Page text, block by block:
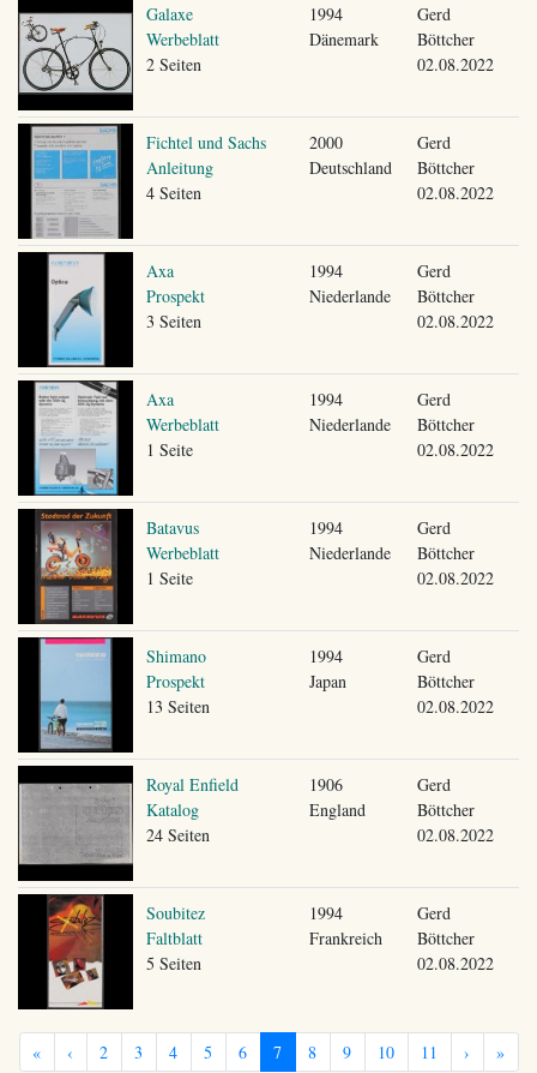
Galaxe
Werbeblatt
2 Seiten
1994
Dänemark
Gerd
Böttcher
02.08.2022
Fichtel und Sachs
Anleitung
4 Seiten
2000
Deutschland
Gerd
Böttcher
02.08.2022
Axa
Prospekt
3 Seiten
1994
Niederlande
Gerd
Böttcher
02.08.2022
Axa
Werbeblatt
1 Seite
1994
Niederlande
Gerd
Böttcher
02.08.2022
Batavus
Werbeblatt
1 Seite
1994
Niederlande
Gerd
Böttcher
02.08.2022
Shimano
Prospekt
13 Seiten
1994
Japan
Gerd
Böttcher
02.08.2022
Royal Enfield
Katalog
24 Seiten
1906
England
Gerd
Böttcher
02.08.2022
Soubitez
Faltblatt
5 Seiten
1994
Frankreich
Gerd
Böttcher
02.08.2022
« ‹ 2 3 4 5 6 7 8 9 10 11 › »